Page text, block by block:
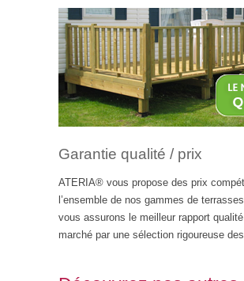
Garantie qualité / prix
ATERIA® vous propose des prix
l’ensemble de nos gammes de
vous assurons le meilleur rapport
marché par une sélection rigoureuse